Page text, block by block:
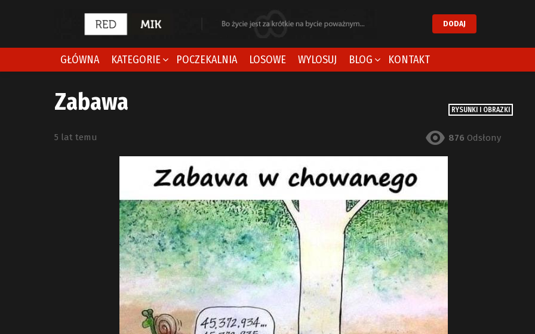
DODAJ
GŁÓWNA KATEGORIE POCZEKALNIA LOSOWE WYLOSUJ BLOG KONTAKT
RYSUNKI I OBRAZKI
Zabawa
5 lat temu 876 Odsłony